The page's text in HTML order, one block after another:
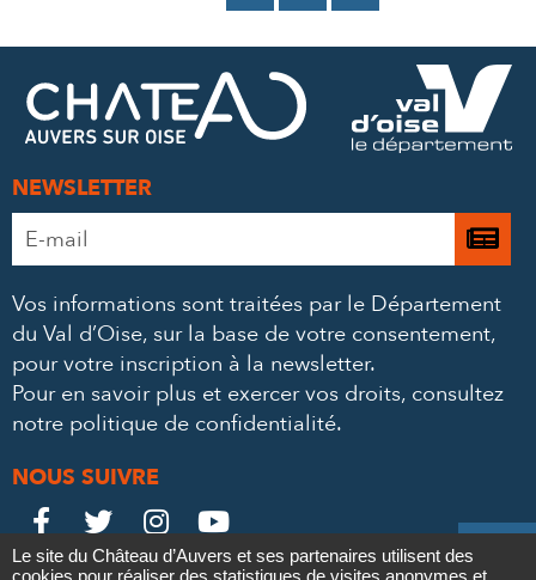
FACEBOOK
MAIL
NEWSLETTER
Adresse
e-
*
Je
à
Vos informations sont traitées par le Département
du Val d’Oise, sur la base de votre consentement,
pour votre inscription à la newsletter.
Pour en savoir plus et exercer vos droits, consultez
notre politique de confidentialité.
NOUS SUIVRE
Le

Le

Le

Le

Le site du Château d’Auvers et ses partenaires utilisent des
cookies pour réaliser des statistiques de visites anonymes et